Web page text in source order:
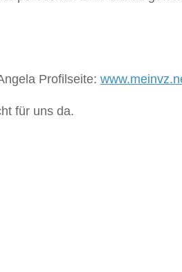
Profilseite:
für uns da.